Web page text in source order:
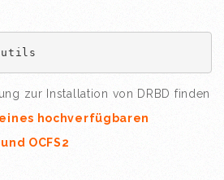
utils
zur Installation von DRBD finden
hochverfügbaren
OCFS2